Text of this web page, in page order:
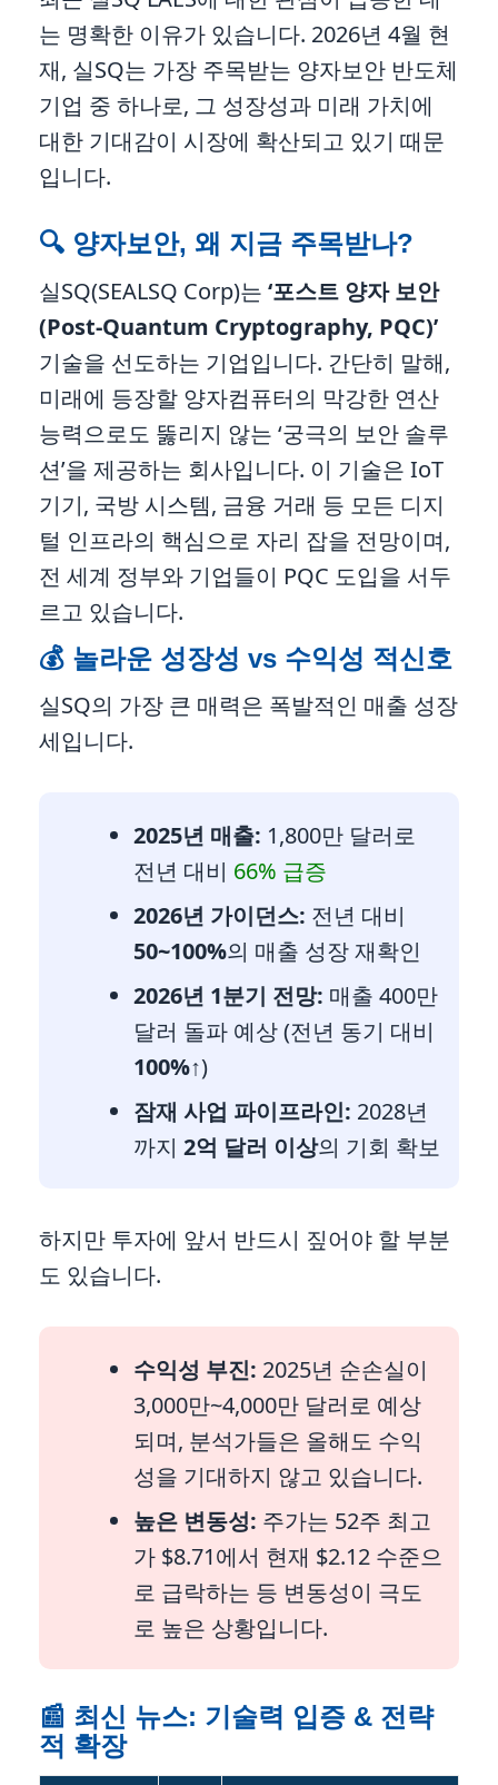
는 명확한 이유가 있습니다. 2026년 4월 현
재, 실SQ는 가장 주목받는 양자보안 반도체
기업 중 하나로, 그 성장성과 미래 가치에
대한 기대감이 시장에 확산되고 있기 때문
입니다.
🔍 양자보안, 왜 지금 주목받나?
실SQ(SEALSQ Corp)는 ‘포스트 양자 보안
(Post-Quantum Cryptography, PQC)’
기술을 선도하는 기업입니다. 간단히 말해,
미래에 등장할 양자컴퓨터의 막강한 연산
능력으로도 뚫리지 않는 ‘궁극의 보안 솔루
션’을 제공하는 회사입니다. 이 기술은 IoT
기기, 국방 시스템, 금융 거래 등 모든 디지
털 인프라의 핵심으로 자리 잡을 전망이며,
전 세계 정부와 기업들이 PQC 도입을 서두
르고 있습니다.
💰 놀라운 성장성 vs 수익성 적신호
실SQ의 가장 큰 매력은 폭발적인 매출 성장
세입니다.
2025년 매출: 1,800만 달러로
전년 대비 66% 급증
2026년 가이던스: 전년 대비
50~100%의 매출 성장 재확인
2026년 1분기 전망: 매출 400만
달러 돌파 예상 (전년 동기 대비
100%↑)
잠재 사업 파이프라인: 2028년
까지 2억 달러 이상의 기회 확보
하지만 투자에 앞서 반드시 짚어야 할 부분
도 있습니다.
수익성 부진: 2025년 순손실이
3,000만~4,000만 달러로 예상
되며, 분석가들은 올해도 수익
성을 기대하지 않고 있습니다.
높은 변동성: 주가는 52주 최고
가 $8.71에서 현재 $2.12 수준으
로 급락하는 등 변동성이 극도
로 높은 상황입니다.
📰 최신 뉴스: 기술력 입증 & 전략
적 확장